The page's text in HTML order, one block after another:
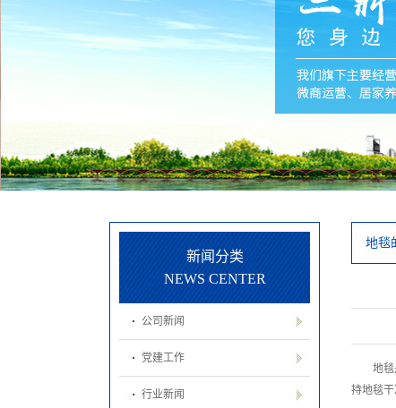
管理理念
组织结构
企业荣誉
合作单位
人才招聘
新闻分类
NEWS CENTER
公司新闻
党建工作
行业新闻
地毯
地
持地毯